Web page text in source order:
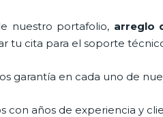
nuestro portafolio, arreglo
tu cita para el soporte
garantía en cada uno de
con años de experiencia y